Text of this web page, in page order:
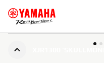
XJR1300